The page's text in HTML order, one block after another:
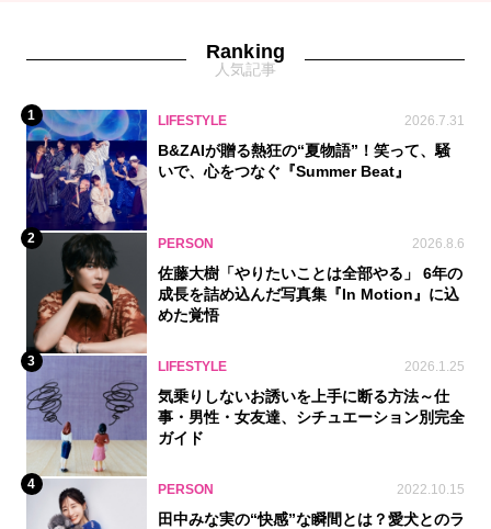
Ranking
人気記事
1 LIFESTYLE 2026.7.31
B&ZAIが贈る熱狂の“夏物語”！笑って、騒
いで、心をつなぐ『Summer Beat』
2 PERSON 2026.8.6
佐藤大樹「やりたいことは全部やる」 6年の
成長を詰め込んだ写真集『In Motion』に込
めた覚悟
3 LIFESTYLE 2026.1.25
気乗りしないお誘いを上手に断る方法～仕
事・男性・女友達、シチュエーション別完全
ガイド
4 PERSON 2022.10.15
田中みな実の“快感”な瞬間とは？愛犬とのラ